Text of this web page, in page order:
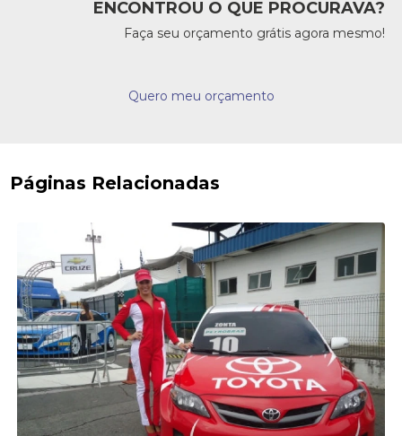
ENCONTROU O QUE PROCURAVA?
Faça seu orçamento grátis agora mesmo!
Quero meu orçamento
Páginas Relacionadas